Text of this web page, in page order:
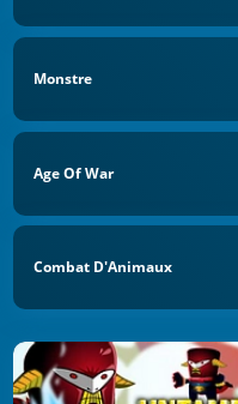
Monstre
Age Of War
Combat D'Animaux